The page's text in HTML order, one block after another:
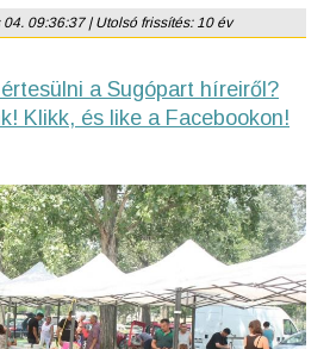
09:36:37 | Utolsó frissítés: 10 év
a Sugópart híreiről?
Klikk, és like a Facebookon!